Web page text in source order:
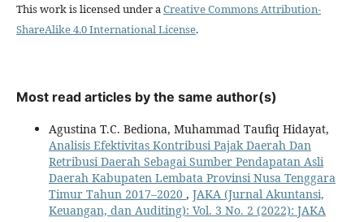
This work is licensed under aCreative Commons Attribution-
ShareAlike 4.0 International License.
Most read articles by the same author(s)
Agustina T.C. Bediona, Muhammad Taufiq Hidayat,
Analisis Efektivitas Kontribusi Pajak Daerah Dan
Retribusi Daerah Sebagai Sumber Pendapatan Asli
Daerah Kabupaten Lembata Provinsi Nusa Tenggara
Timur Tahun 2017–2020 , JAKA (Jurnal Akuntansi,
Keuangan, dan Auditing): Vol. 3 No. 2 (2022): JAKA